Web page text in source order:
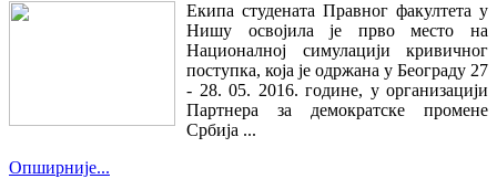
Екипа студената Правног факултета у
Нишу освојила је прво место на
Националној симулацији кривичног
поступка, која је одржана у Београду 27
- 28. 05. 2016. године, у организацији
Партнера за демократске промене
Србија ...
Опширније...